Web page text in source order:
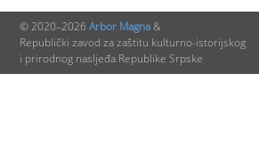
© 2020–2026 Arbor Magna&
Republički zavod za zaštitu kulturno-istorijskog
i prirodnog nasljeđa Republike Srpske